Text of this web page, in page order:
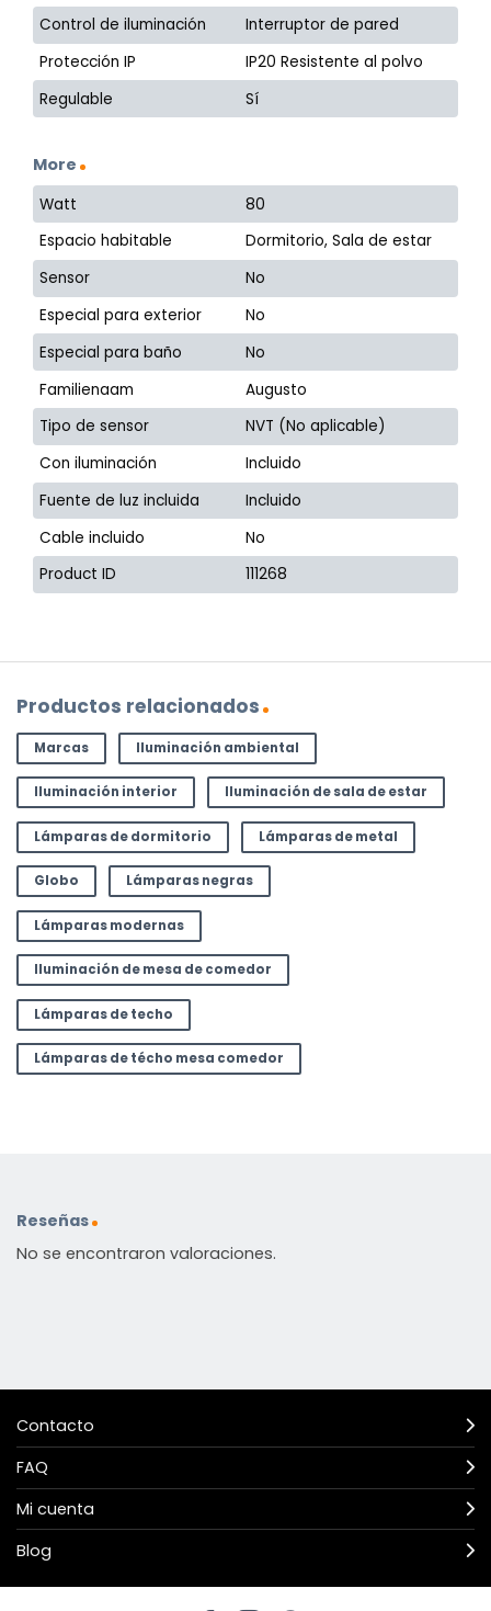
Control de iluminación
Interruptor de pared
Protección IP
IP20 Resistente al polvo
Regulable
Sí
More
Watt
80
Espacio habitable
Dormitorio, Sala de estar
Sensor
No
Especial para exterior
No
Especial para baño
No
Familienaam
Augusto
Tipo de sensor
NVT (No aplicable)
Con iluminación
Incluido
Fuente de luz incluida
Incluido
Cable incluido
No
Product ID
111268
Productos relacionados
Marcas Iluminación ambiental
Iluminación interior Iluminación de sala de estar
Lámparas de dormitorio Lámparas de metal
Globo Lámparas negras
Lámparas modernas
Iluminación de mesa de comedor
Lámparas de techo
Lámparas de técho mesa comedor
Reseñas
No se encontraron valoraciones.
Contacto
FAQ
Mi cuenta
Blog